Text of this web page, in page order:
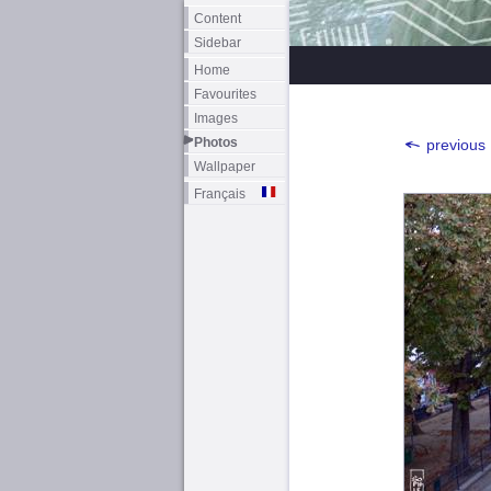
Content
Sidebar
Home
Favourites
Images
Photos
Wallpaper
Français
previous